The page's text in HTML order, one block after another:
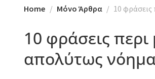
Home Mόνο Άρθρα 10
10 φράσεις
απολύτως